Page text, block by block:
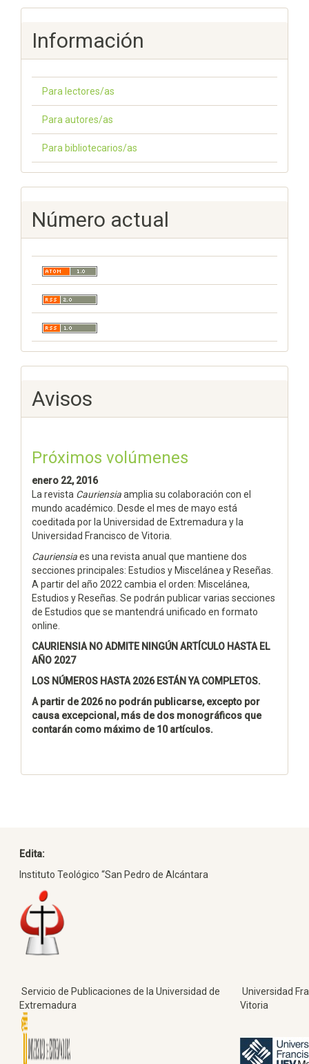
Información
Para lectores/as
Para autores/as
Para bibliotecarios/as
Número actual
Avisos
Próximos volúmenes
enero 22, 2016
La revista Cauriensiaamplia su colaboración con el
mundo académico. Desde el mes de mayo está
coeditada por la Universidad de Extremadura y la
Universidad Francisco de Vitoria.
Cauriensiaes una revista anual que mantiene dos
secciones principales: Estudios y Miscelánea y Reseñas.
A partir del año 2022 cambia el orden: Miscelánea,
Estudios y Reseñas. Se podrán publicar varias secciones
de Estudios que se mantendrá unificado en formato
online.
CAURIENSIA NO ADMITE NINGÚN ARTÍCULO HASTA EL
AÑO 2027
LOS NÚMEROS HASTA 2026 ESTÁN YA COMPLETOS.
A partir de 2026 no podrán publicarse, excepto por
causa excepcional, más de dos monográficos que
contarán como máximo de 10 artículos.
Edita:
Instituto Teológico “San Pedro de Alcántara
Servicio de Publicaciones de la Universidad de
Extremadura
Universidad
Vitoria